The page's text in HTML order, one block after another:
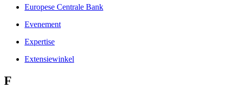
Europese Centrale Bank
Evenement
Expertise
Extensiewinkel
F